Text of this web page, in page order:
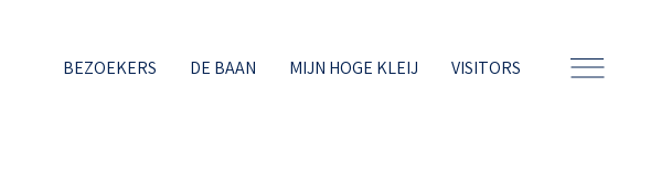
BEZOEKERS DE BAAN MIJN HOGE KLEIJ VISITORS